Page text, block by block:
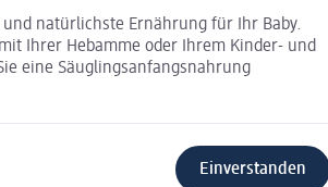
natürlichste Ernährung für Ihr Baby.
Ihrer Hebamme oder Ihrem Kinder- und
eine Säuglingsanfangsnahrung
Einverstanden